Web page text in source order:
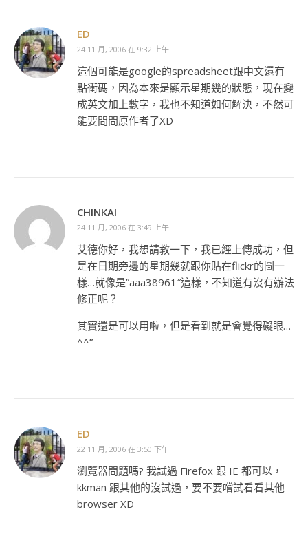
ED
24 11 月, 2006 在 9:32 上午
這個可能是google的spreadsheet跟中文還有
點衝碼，因為本來是顯示星期幾的狀態，現在變
成英文加上數字，我也不知道如何解決，不然可
能要問問原作者了XD
CHINKAI
24 11 月, 2006 在 3:49 上午
艾德你好，我想請教一下，我已經上傳成功，但
是在日期旁邊的星期幾就跟你貼在flickr的圖一
樣…就像是”aaa38961″這樣，不知道有沒有辦法
修正呢？
其實還是可以用啦，但是看到就是會覺得礙眼…
^^”
ED
22 11 月, 2006 在 3:50 下午
瀏覽器問題嗎? 我試過 Firefox 跟 IE 都可以，
kkman 跟其他的沒試過，要不要嚐試看看其他
browser XD